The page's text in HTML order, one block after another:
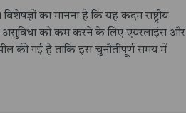
का मानना है कि यह कदम राष्ट्रीय
असुविधा को कम करने के लिए एयरलाइंस और
की गई है ताकि इस चुनौतीपूर्ण समय में